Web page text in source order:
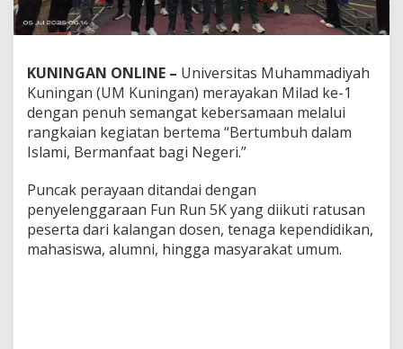
KUNINGAN ONLINE – Universitas Muhammadiyah
Kuningan (UM Kuningan) merayakan Milad ke-1
dengan penuh semangat kebersamaan melalui
rangkaian kegiatan bertema “Bertumbuh dalam
Islami, Bermanfaat bagi Negeri.”
Puncak perayaan ditandai dengan
penyelenggaraan Fun Run 5K yang diikuti ratusan
peserta dari kalangan dosen, tenaga kependidikan,
mahasiswa, alumni, hingga masyarakat umum.